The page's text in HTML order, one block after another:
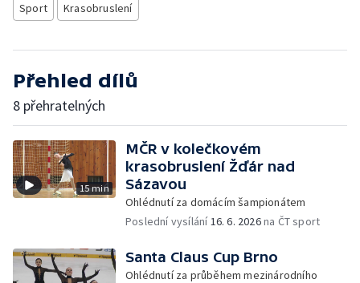
Sport Krasobruslení
Přehled dílů
8 přehratelných
15 min
MČR v kolečkovém
krasobruslení Žďár nad
Sázavou
Ohlédnutí za domácím šampionátem
Poslední vysílání16. 6. 2026na ČT sport
Santa Claus Cup Brno
Ohlédnutí za průběhem mezinárodního